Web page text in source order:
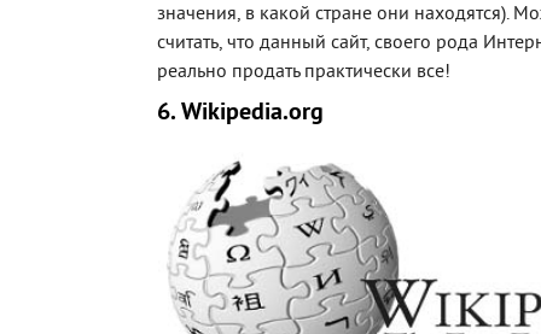
значения, в какой стране они находятся).
считать, что данный сайт, своего рода
реально продать практически все!
6. Wikipedia.org